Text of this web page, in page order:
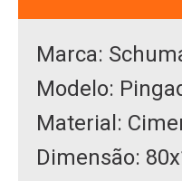
Marca:
Modelo:
Material:
Dimensão: